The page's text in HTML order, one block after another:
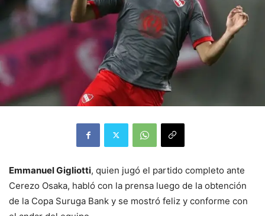
Emmanuel Gigliotti, quien jugó el partido completo ante
Cerezo Osaka, habló con la prensa luego de la obtención
de la Copa Suruga Bank y se mostró feliz y conforme con